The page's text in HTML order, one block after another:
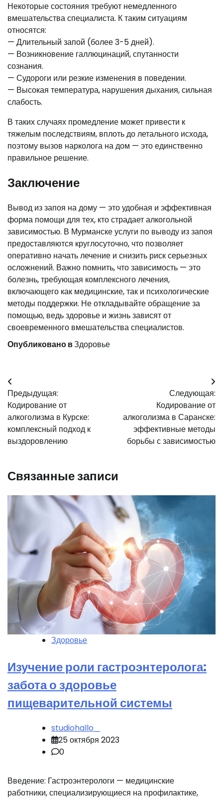
Некоторые состояния требуют немедленного
вмешательства специалиста. К таким ситуациям
относятся:
— Длительный запой (более 3-5 дней).
— Возникновение галлюцинаций, спутанности
сознания.
— Судороги или резкие изменения в поведении.
— Высокая температура, нарушения дыхания, сильная
слабость.
В таких случаях промедление может привести к
тяжелым последствиям, вплоть до летального исхода,
поэтому вызов нарколога на дом — это единственно
правильное решение.
Заключение
Вывод из запоя на дому — это удобная и эффективная
форма помощи для тех, кто страдает алкогольной
зависимостью. В Мурманске услуги по выводу из запоя
предоставляются круглосуточно, что позволяет
оперативно начать лечение и снизить риск серьезных
осложнений. Важно помнить, что зависимость — это
болезнь, требующая комплексного лечения,
включающего как медицинские, так и психологические
методы поддержки. Не откладывайте обращение за
помощью, ведь здоровье и жизнь зависят от
своевременного вмешательства специалистов.
Опубликовано вЗдоровье
Навигация
по
записям
Предыдущая:
Кодирование от
алкоголизма в Курске:
комплексный подход к
выздоровлению
Следующая:
Кодирование от
алкоголизма в Саранске:
эффективные методы
борьбы с зависимостью
Связанные записи
Здоровье
Изучение роли гастроэнтеролога:
забота о здоровье
пищеварительной системы
studiohallo_
25 октября 2023
0
Введение: Гастроэнтерологи — медицинские
работники, специализирующиеся на профилактике,